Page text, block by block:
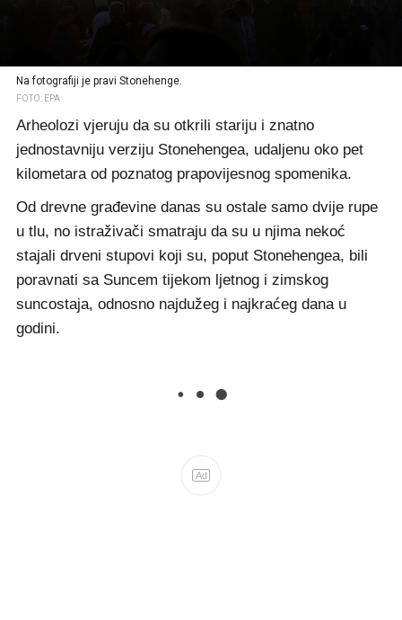
Na fotografiji je pravi Stonehenge.
FOTO: EPA
Arheolozi vjeruju da su otkrili stariju i znatno
jednostavniju verziju Stonehengea, udaljenu oko pet
kilometara od poznatog prapovijesnog spomenika.
Od drevne građevine danas su ostale samo dvije rupe
u tlu, no istraživači smatraju da su u njima nekoć
stajali drveni stupovi koji su, poput Stonehengea, bili
poravnati sa Suncem tijekom ljetnog i zimskog
suncostaja, odnosno najdužeg i najkraćeg dana u
godini.
Ad